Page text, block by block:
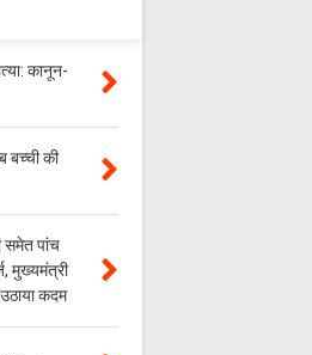
कानून-
बच्ची की
समेत पांच
मुख्यमंत्री
कदम